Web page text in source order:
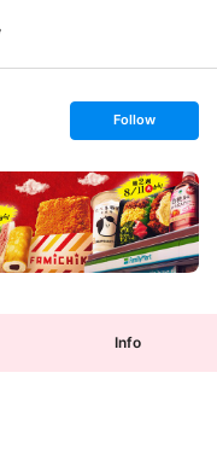
s
t
o
l
l
o
w
Follow
Info